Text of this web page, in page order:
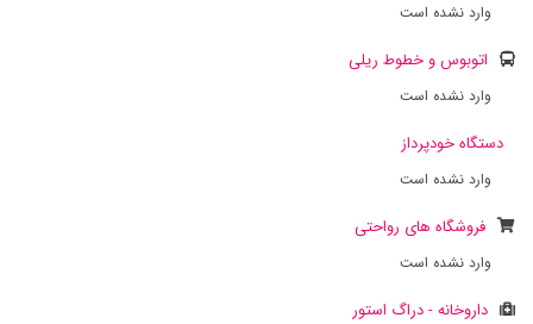
وارد نشده است
اتوبوس و خطوط ریلی
وارد نشده است
دستگاه خودپرداز
وارد نشده است
فروشگاه های رواحتی
وارد نشده است
داروخانه - دراگ استور